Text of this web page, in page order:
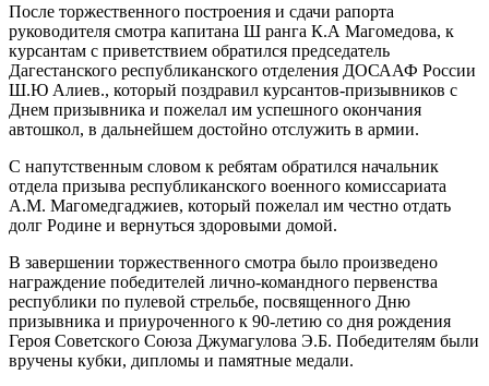
После торжественного построения и сдачи рапорта
руководителя смотра капитана Ш ранга К.А Магомедова, к
курсантам с приветствием обратился председатель
Дагестанского республиканского отделения ДОСААФ России
Ш.Ю Алиев., который поздравил курсантов-призывников с
Днем призывника и пожелал им успешного окончания
автошкол, в дальнейшем достойно отслужить в армии.
С напутственным словом к ребятам обратился начальник
отдела призыва республиканского военного комиссариата
A.M. Магомедгаджиев, который пожелал им честно отдать
долг Родине и вернуться здоровыми домой.
В завершении торжественного смотра было произведено
награждение победителей лично-командного первенства
республики по пулевой стрельбе, посвященного Дню
призывника и приуроченного к 90-летию со дня рождения
Героя Советского Союза Джумагулова Э.Б. Победителям были
вручены кубки, дипломы и памятные медали.